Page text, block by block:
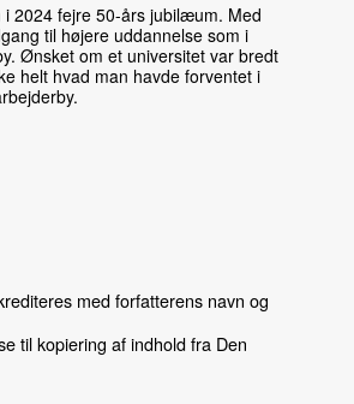
i 2024 fejre 50-års jubilæum. Med
til højere uddannelse som i
Ønsket om et universitet var bredt
helt hvad man havde forventet i
med forfatterens navn og
til kopiering af indhold fra Den